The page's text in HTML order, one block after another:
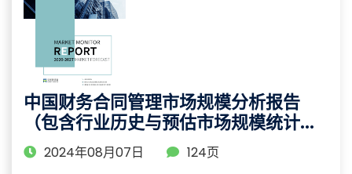
中国财务合同管理市场规模分析报告
（包含行业历史与预估市场规模统计与
预测）
2024年08月07日
124页